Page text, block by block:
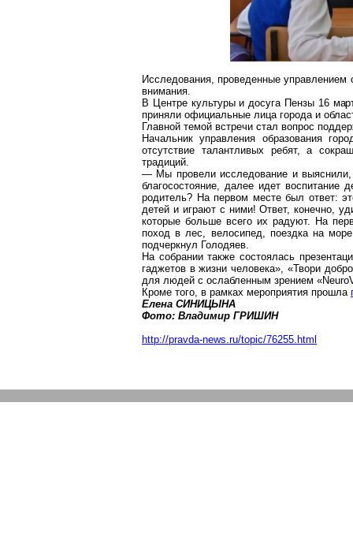
Исследования, проведенные управлением
внимания.
В Центре культуры и досуга Пензы 16
приняли официальные лица города и
Главной темой встречи стал вопрос
Начальник управления образования
отсутствие талантливых ребят, а
традиций.
— Мы провели исследование и выяснили,
благосостояние, далее идет
родитель? На первом месте был ответ:
детей и играют с ними! Ответ, конечно,
которые больше всего их радуют. На
поход в лес, велосипед, поездка на
подчеркнул Голодяев.
На собрании также состоялась
гаджетов в жизни человека», «Твори
для людей с ослабленным зрением «
Кроме того, в рамках мероприятия прошла
Елена СИНИЦЫНА
Фото: Владимир ГРИШИН
http://pravda-news.ru/topic/76255.html